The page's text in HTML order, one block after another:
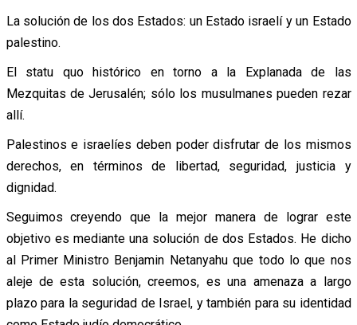
La solución de los dos Estados: un Estado israelí y un Estado
palestino.
El statu quo histórico en torno a la Explanada de las
Mezquitas de Jerusalén; sólo los musulmanes pueden rezar
allí.
Palestinos e israelíes deben poder disfrutar de los mismos
derechos, en términos de libertad, seguridad, justicia y
dignidad.
Seguimos creyendo que la mejor manera de lograr este
objetivo es mediante una solución de dos Estados. He dicho
al Primer Ministro Benjamin Netanyahu que todo lo que nos
aleje de esta solución, creemos, es una amenaza a largo
plazo para la seguridad de Israel, y también para su identidad